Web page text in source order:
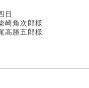
四日
次郎様
五郎様